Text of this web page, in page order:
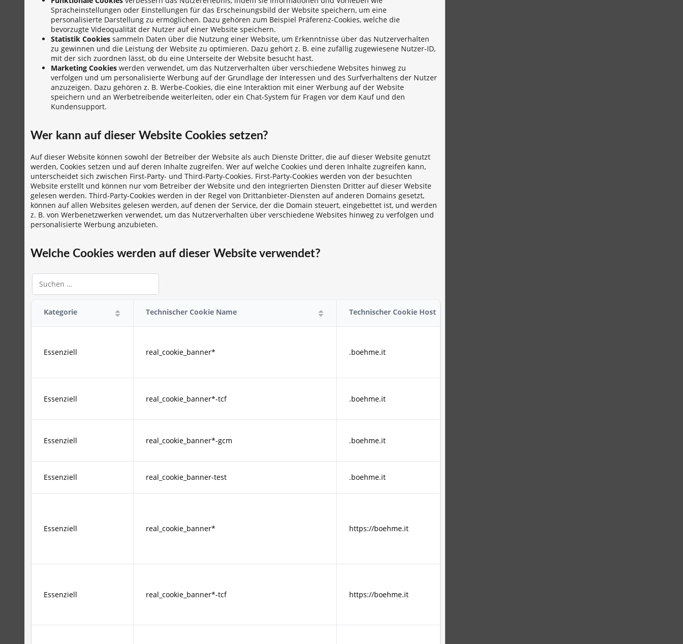
Spracheinstellungen oder Einstellungen für das Erscheinungsbild der Website speichern, um eine
personalisierte Darstellung zu ermöglichen. Dazu gehören zum Beispiel Präferenz-Cookies, welche die
bevorzugte Videoqualität der Nutzer auf einer Website speichern.
Statistik Cookies sammeln Daten über die Nutzung einer Website, um Erkenntnisse über das Nutzerverhalten
zu gewinnen und die Leistung der Website zu optimieren. Dazu gehört z. B. eine zufällig zugewiesene Nutzer-ID,
mit der sich zuordnen lässt, ob du eine Unterseite der Website besucht hast.
Marketing Cookies werden verwendet, um das Nutzerverhalten über verschiedene Websites hinweg zu
verfolgen und um personalisierte Werbung auf der Grundlage der Interessen und des Surfverhaltens der Nutzer
anzuzeigen. Dazu gehören z. B. Werbe-Cookies, die eine Interaktion mit einer Werbung auf der Website
speichern und an Werbetreibende weiterleiten, oder ein Chat-System für Fragen vor dem Kauf und den
Kundensupport.
Wer kann auf dieser Website Cookies setzen?
Auf dieser Website können sowohl der Betreiber der Website als auch Dienste Dritter, die auf dieser Website genutzt
werden, Cookies setzen und auf deren Inhalte zugreifen. Wer auf welche Cookies und deren Inhalte zugreifen kann,
unterscheidet sich zwischen First-Party- und Third-Party-Cookies. First-Party-Cookies werden von der besuchten
Website erstellt und können nur vom Betreiber der Website und den integrierten Diensten Dritter auf dieser Website
gelesen werden. Third-Party-Cookies werden in der Regel von Drittanbieter-Diensten auf anderen Domains gesetzt,
können auf allen Websites gelesen werden, auf denen der Service, der die Domain steuert, eingebettet ist, und werden
z. B. von Werbenetzwerken verwendet, um das Nutzerverhalten über verschiedene Websites hinweg zu verfolgen und
personalisierte Werbung anzubieten.
Welche Cookies werden auf dieser Website verwendet?
Kategorie Technischer Cookie Name Technischer Cookie Host
Essenziell real_cookie_banner* .boehme.it
Essenziell real_cookie_banner*-tcf .boehme.it
Essenziell real_cookie_banner*-gcm .boehme.it
Essenziell real_cookie_banner-test .boehme.it
Essenziell real_cookie_banner* https://boehme.it
Essenziell real_cookie_banner*-tcf https://boehme.it